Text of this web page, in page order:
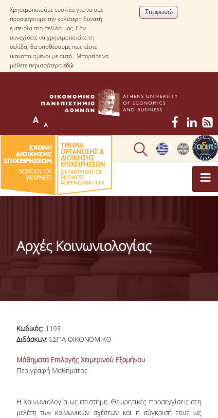
Χρησιμοποιούμε cookies για να σας
προσφέρουμε την καλύτερη δυνατή
εμπειρία στη σελίδα μας. Εάν
συνεχίσετε να χρησιμοποιείτε τη
σελίδα, θα υποθέσουμε πως είστε
ικανοποιημένοι με αυτό. Μπορείτε να
μάθετε περισσότεραεδώ
ΤΟ ΤΜΗΜΑ
ΧΑΙΡΕΤΙΣΜΟΣ ΠΡΟΕΔΡΟΥ
ΕΠΑΓΓΕΛΜΑΤΙΚΕΣ ΠΡΟΟΠΤΙΚΕΣ
ΑΝΘΡΩΠΙΝΟ ΔΥΝΑΜΙΚΟ
ΕΝΤΕΤΑΛΜΕΝΟΙ ΔΙΔΑΣΚΟΝΤΕΣ ΑΚΑΔ.ΕΤΟΥΣ
2025-26
Αρχές Κοινωνιολογίας
Κωδικός: 1193
Διδάσκων: ΕΣΠΑ ΟΙΚΟΝΟΜΙΚΟ
Μάθηματα Επιλογής Χειμερινού Εξαμήνου
Περιγραφή Μαθήματος
Η Κοινωνιολογία ως επιστήμη. Θεωρητικές προσεγγίσεις στη
μελέτη των κοινωνικών σχέσεων και η σύγκρισή τους ως